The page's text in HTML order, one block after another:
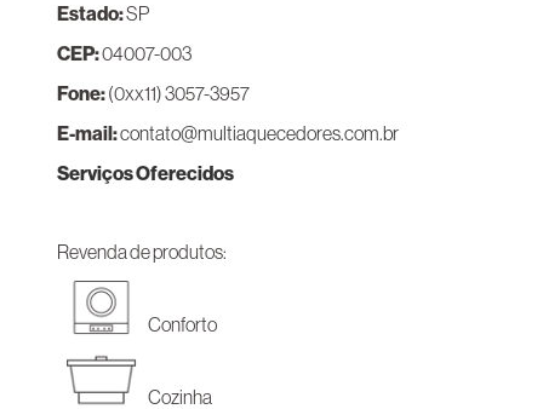
Estado:SP
CEP:04007-003
Fone:(0xx11) 3057-3957
E-mail:contato@multiaquecedores.com.br
Serviços Oferecidos
Revenda de produtos:
Conforto
Cozinha